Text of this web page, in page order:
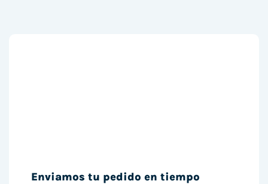
Enviamos tu pedido en tiempo